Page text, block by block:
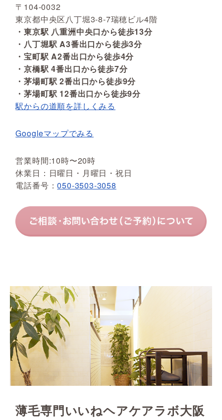
〒104-0032
東京都中央区八丁堀3-8-7瑞穂ビル4階
・東京駅 八重洲中央口から徒歩13分
・八丁堀駅 A3番出口から徒歩3分
・宝町駅 A2番出口から徒歩4分
・京橋駅 4番出口から徒歩7分
・茅場町駅 2番出口から徒歩9分
・茅場町駅 12番出口から徒歩9分
駅からの道順を詳しくみる
Googleマップでみる
営業時間:10時〜20時
休業日：日曜日・月曜日・祝日
電話番号：050-3503-3058
薄毛専門いいねヘアケアラボ大阪